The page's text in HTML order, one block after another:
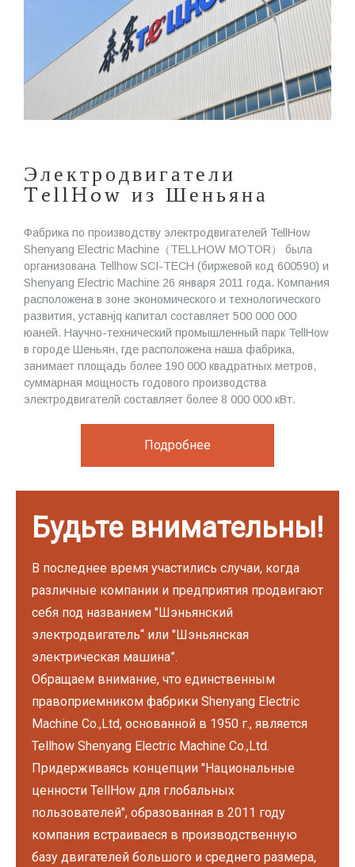
Электродвигатели
TellHow из Шеньяна
Фабрика по производству электродвигателей TellHow
Shenyang Electric Machine（TELLHOW MOTOR） была
организована Tellhow SCI-TECH (биржевой код 600590) и
Shenyang Electric Machine 26 января 2011 года. Компания
расположена в зоне экономического и технологического
развития, уставнjq капитал составляет 500 000 000
юаней. Научно-технический промышленный парк TellHow
в городе Шеньян, где расположена наша фабрика,
занимает площадь более 190 000 квадратных метров,
суммарная мощность годового производства
электродвигателй составляет более 8 000 000 кВт.
Подробнее
Будьте внимательны!
В последнее время участились случаи, когда
различные компании и предприятия продвигают
себя под названием "Шэньянский
электродвигатель“ или "Шэньянская
электрическая машина”.
Обращаем внимание, что единственным
правоприемником фабрики Shenyang Electric
Machine Co.,Ltd, основанной в 1950 г., является
Tellhow Shenyang Electric Machine Co.,Ltd.
Придерживаясь концепции "Национальные
ценности TellHow для глобальных
пользователей", образованная в 2011 году
компания встраиваеся в производственную
базу двигателей большого и среднего размера,